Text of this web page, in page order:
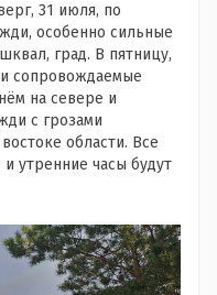
31 июля, по
особенно сильные
град. В пятницу,
сопровождаемые
на севере и
с грозами
области. Все
утренние часы будут